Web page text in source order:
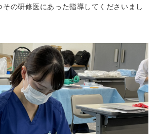
その研修医にあった指導してくださいまし